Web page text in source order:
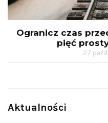
Ogranicz czas
pięć
27
Aktualności